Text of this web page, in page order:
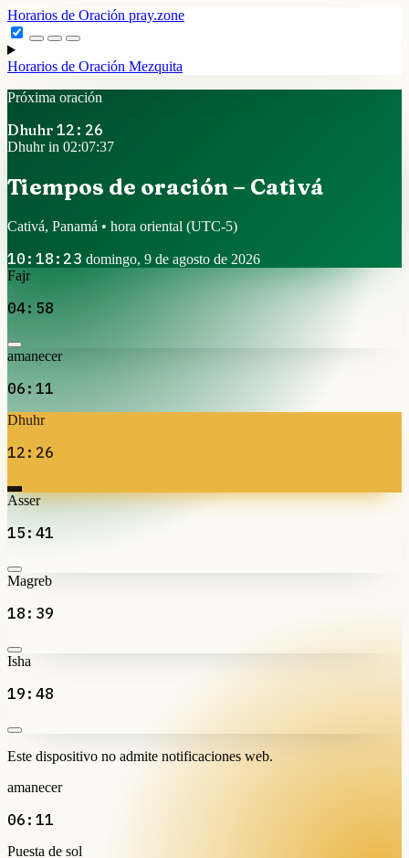
Horarios de Oración pray.zone
Horarios de Oración Mezquita
Próxima oración
Dhuhr 12:26
Dhuhr in 02:07:37
Tiempos de oración – Cativá
Cativá, Panamá • hora oriental (UTC-5)
10:18:23 domingo, 9 de agosto de 2026
Fajr
04:58
amanecer
06:11
Dhuhr
12:26
Asser
15:41
Magreb
18:39
Isha
19:48
Este dispositivo no admite notificaciones web.
amanecer
06:11
Puesta de sol